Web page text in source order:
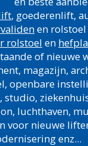
, goederenlift,
en
rolstoel en
of nieuwe
magazijn,
openbare
studio,
luchthaven,
voor nieuwe
enz...